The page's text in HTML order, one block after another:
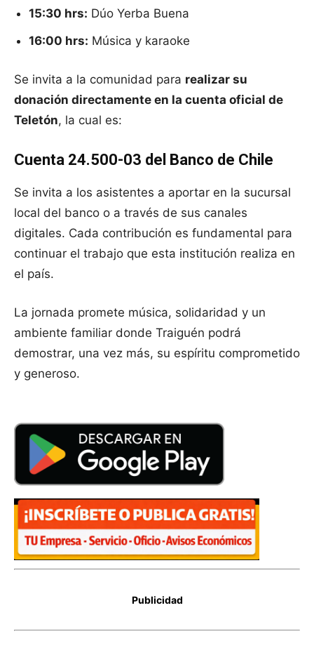
15:30 hrs: Dúo Yerba Buena
16:00 hrs: Música y karaoke
Se invita a la comunidad para realizar su
donación directamente en la cuenta oficial de
Teletón, la cual es:
Cuenta 24.500-03 del Banco de Chile
Se invita a los asistentes a aportar en la sucursal
local del banco o a través de sus canales
digitales. Cada contribución es fundamental para
continuar el trabajo que esta institución realiza en
el país.
La jornada promete música, solidaridad y un
ambiente familiar donde Traiguén podrá
demostrar, una vez más, su espíritu comprometido
y generoso.
Publicidad